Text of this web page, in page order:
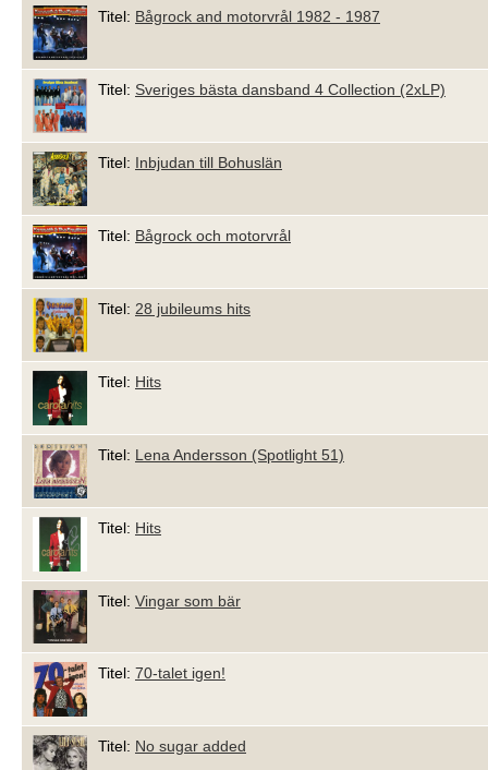
Titel: Bågrock and motorvrål 1982 - 1987
Titel: Sveriges bästa dansband 4 Collection (2xLP)
Titel: Inbjudan till Bohuslän
Titel: Bågrock och motorvrål
Titel: 28 jubileums hits
Titel: Hits
Titel: Lena Andersson (Spotlight 51)
Titel: Hits
Titel: Vingar som bär
Titel: 70-talet igen!
Titel: No sugar added